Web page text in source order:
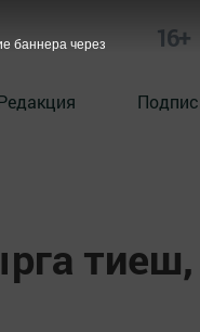
16+
тиеш,
баннера через